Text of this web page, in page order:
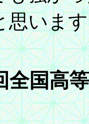
思いま
全国高